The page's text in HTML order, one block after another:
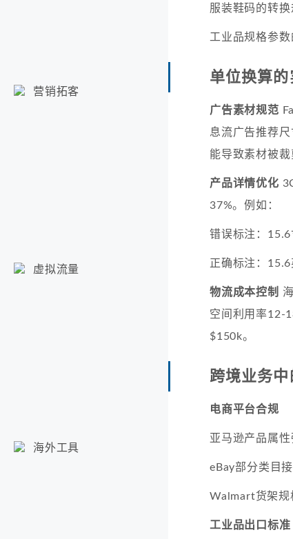
营销拓客
虚拟流量
海外工具
服装鞋码的转
工业品规格参
单位换算
广告素材规范
息流广告推荐
能导致素材被裁
产品详情优化
37%。例如：
错误标注：
正确标注：
物流成本控制
空间利用率12-
$150k。
跨境业务
电商平台合规
亚马逊产品属
eBay部分类目
Walmart货架规
工业品出口标准